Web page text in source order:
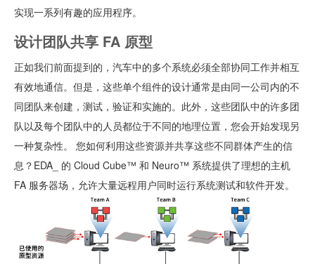
实现一系列有趣的应用程序。
设计团队共享 FA 原型
正如我们前面提到的，汽车中的多个系统必须全部协同工作并相互
有效地通信。但是，这些单个组件的设计通常是由同一公司内的不
同团队来创建，测试，验证和实施的。此外，这些团队中的许多团
队以及每个团队中的人员都位于不同的地理位置，您会开始发现另
一种复杂性。 您如何利用这些资源并共享这些不同群体产生的信
息？EDA_ 的 Cloud Cube™ 和 Neuro™ 系统提供了理想的主机
FA 服务器场，允许大量远程用户同时运行系统测试和软件开发。